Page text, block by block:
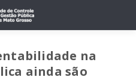
na
ainda são